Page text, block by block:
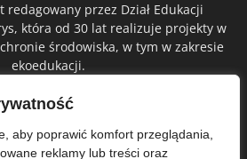
aby poprawić komfort przeglądania,
reklamy lub treści oraz
redagowany przez Dział Edukacji
która od 30 lat realizuje projekty w
środowiska, w tym w zakresie
ekoedukacji.
ŚLEDŹ NAS